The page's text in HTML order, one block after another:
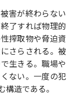
害が終わらない
了すれば物理的
搾取物や脅迫資
さらされる。被
生きる。職場や
ない。一度の犯
造である。